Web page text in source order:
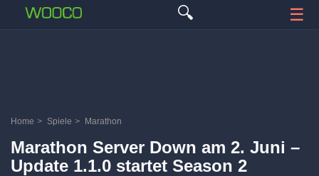
🔍 ☰
Home > Spiele > Marathon
Marathon Server Down am 2. Juni –
Update 1.1.0 startet Season 2